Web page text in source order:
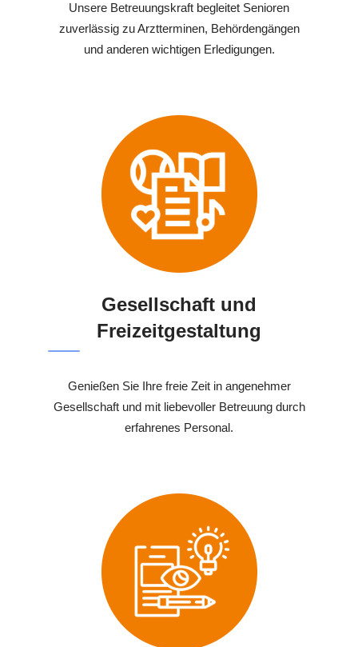
Unsere Betreuungskraft begleitet Senioren
zuverlässig zu Arztterminen, Behördengängen
und anderen wichtigen Erledigungen.
Gesellschaft und
Freizeitgestaltung
Genießen Sie Ihre freie Zeit in angenehmer
Gesellschaft und mit liebevoller Betreuung durch
erfahrenes Personal.